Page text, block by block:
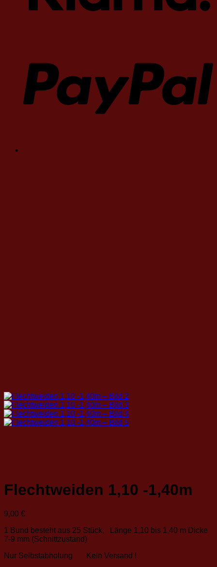
Flechtweiden 1,10 -1,40m
9,00 €
1 Bund besteht aus 25 Stück, Länge 1,10 bis 1,40 m Dicke
7-9 mm (Schnittzustand)
Nur Selbstabholung Kein Versand !